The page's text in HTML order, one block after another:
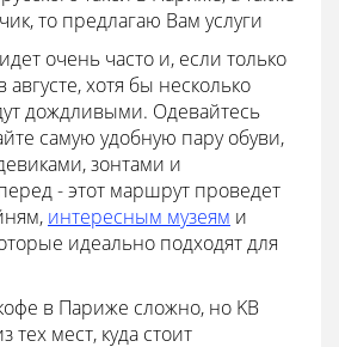
то предлагаю Вам услуги
очень часто и, если только
хотя бы несколько
дождливыми. Одевайтесь
самую удобную пару обуви,
зонтами и
- этот маршрут проведет
интересным музеям и
идеально подходят для
в Париже сложно, но KB
тех мест, куда стоит